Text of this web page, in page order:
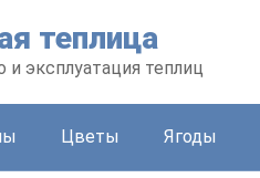
теплица
и эксплуатация теплиц
Цветы Ягоды